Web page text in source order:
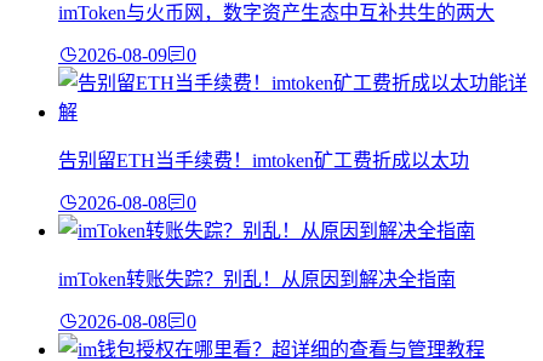
imToken与火币网，数字资产生态中互补共生的两大
2026-08-09 0
告别留ETH当手续费！imtoken矿工费折成以太功
2026-08-08 0
imToken转账失踪？别乱！从原因到解决全指南
2026-08-08 0